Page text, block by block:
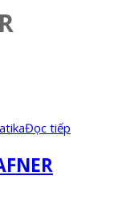
Đọc tiếp